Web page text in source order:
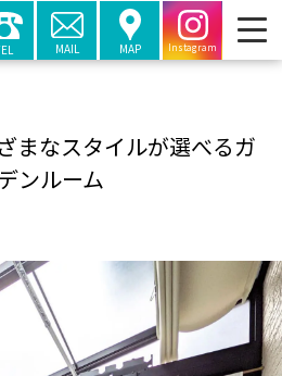
MAIL MAP Instagram
まなスタイルが選べるガ
ンルーム